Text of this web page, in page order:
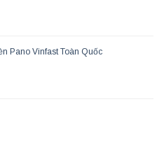
Pano Vinfast Toàn Quốc